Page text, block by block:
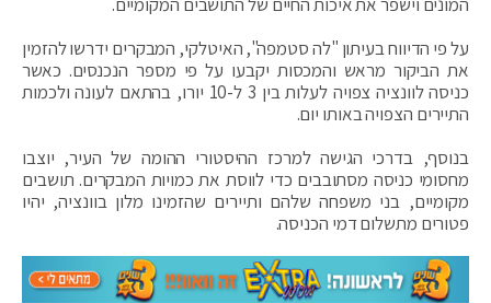
המונים וישפר את איכות החיים של התושבים המקומיים.
על פי הדיווח בעיתון "לה סטמפה", האיטלקי, המבקרים ידרשו להזמין
את הביקור מראש והמכסות יקבעו על פי מספר הנכנסים. כאשר
כניסה לוונציה צפויה לעלות בין 3 ל-10 יורו, בהתאם לעונה ולכמות
התיירים הצפויה באותו יום.
בנוסף, בדרכי הגישה למרכז ההיסטורי ההומה של העיר, יוצבו
מחסומי כניסה מסתובבים כדי לווסת את כמויות המבקרים. תושבים
מקומיים, בני משפחה שלהם ותיירים שהזמינו מלון בוונציה, יהיו
פטורים מתשלום דמי הכניסה.